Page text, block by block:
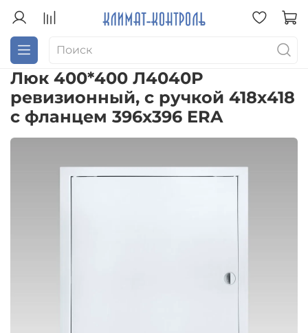
Люк 400*400 Л4040Р
ревизионный, с ручкой 418х418
с фланцем 396х396 ERA